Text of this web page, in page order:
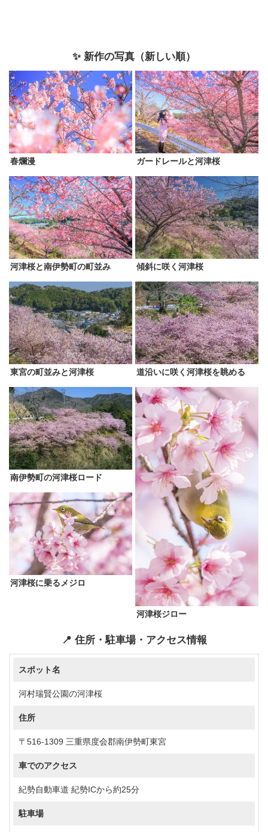
✨ 新作の写真（新しい順）
春爛漫 ガードレールと河津桜
河津桜と南伊勢町の町並み 傾斜に咲く河津桜
東宮の町並みと河津桜 道沿いに咲く河津桜を眺める
南伊勢町の河津桜ロード
河津桜ジロー
河津桜に乗るメジロ
📍 住所・駐車場・アクセス情報
スポット名
河村瑞賢公園の河津桜
住所
〒516-1309 三重県度会郡南伊勢町東宮
車でのアクセス
紀勢自動車道 紀勢ICから約25分
駐車場